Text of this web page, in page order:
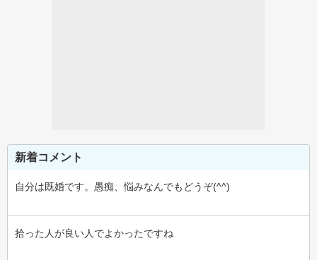
新着コメント
自分は既婚です。愚痴、悩みなんでもどうぞ(^^)
拾った人が良い人でよかったですね